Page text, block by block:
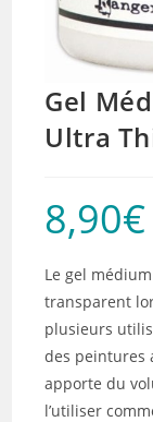
Gel
Ultra
8,90€
Le gel
transparent
plusieurs
des peintures
apporte du
l’utiliser